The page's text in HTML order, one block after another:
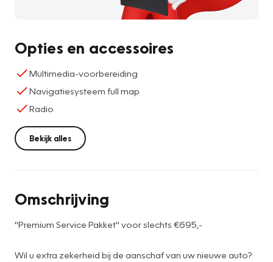
Opties en accessoires
Multimedia-voorbereiding
Navigatiesysteem full map
Radio
Bekijk alles
Omschrijving
"Premium Service Pakket" voor slechts €695,-
Wil u extra zekerheid bij de aanschaf van uw nieuwe auto?